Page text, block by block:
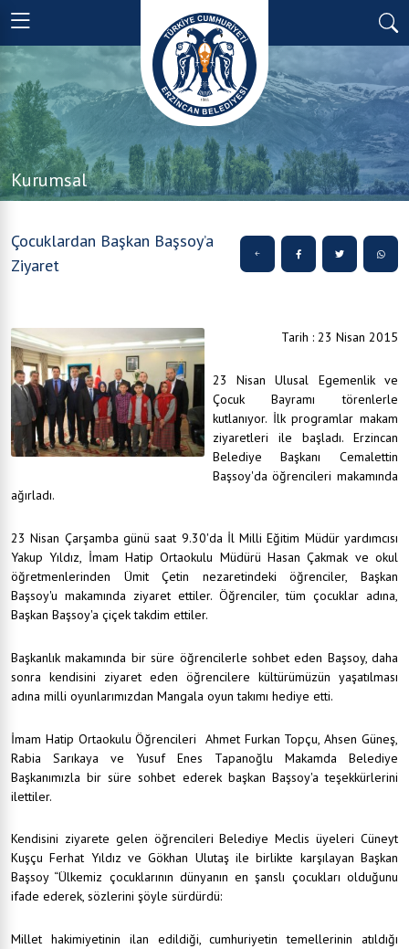
Kurumsal
Çocuklardan Başkan Başsoy’a
Ziyaret
Tarih : 23 Nisan 2015
23 Nisan Ulusal Egemenlik ve
Çocuk Bayramı törenlerle
kutlanıyor. İlk programlar makam
ziyaretleri ile başladı. Erzincan
Belediye Başkanı Cemalettin
Başsoy'da öğrencileri makamında
ağırladı.
23 Nisan Çarşamba günü saat 9.30'da İl Milli Eğitim Müdür yardımcısı
Yakup Yıldız, İmam Hatip Ortaokulu Müdürü Hasan Çakmak ve okul
öğretmenlerinden Ümit Çetin nezaretindeki öğrenciler, Başkan
Başsoy'u makamında ziyaret ettiler. Öğrenciler, tüm çocuklar adına,
Başkan Başsoy'a çiçek takdim ettiler.
Başkanlık makamında bir süre öğrencilerle sohbet eden Başsoy, daha
sonra kendisini ziyaret eden öğrencilere kültürümüzün yaşatılması
adına milli oyunlarımızdan Mangala oyun takımı hediye etti.
İmam Hatip Ortaokulu Öğrencileri Ahmet Furkan Topçu, Ahsen Güneş,
Rabia Sarıkaya ve Yusuf Enes Tapanoğlu Makamda Belediye
Başkanımızla bir süre sohbet ederek başkan Başsoy'a teşekkürlerini
ilettiler.
Kendisini ziyarete gelen öğrencileri Belediye Meclis üyeleri Cüneyt
Kuşçu Ferhat Yıldız ve Gökhan Ulutaş ile birlikte karşılayan Başkan
Başsoy “Ülkemiz çocuklarının dünyanın en şanslı çocukları olduğunu
ifade ederek, sözlerini şöyle sürdürdü:
Millet hakimiyetinin ilan edildiği, cumhuriyetin temellerinin atıldığı